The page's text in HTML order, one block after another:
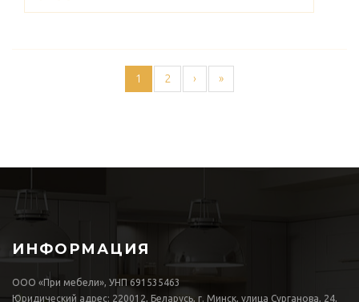
1 2 › »
ИНФОРМАЦИЯ
ООО «При мебели», УНП 691535463
Юридический адрес: 220012, Беларусь, г. Минск, улица Сурганова, 24,